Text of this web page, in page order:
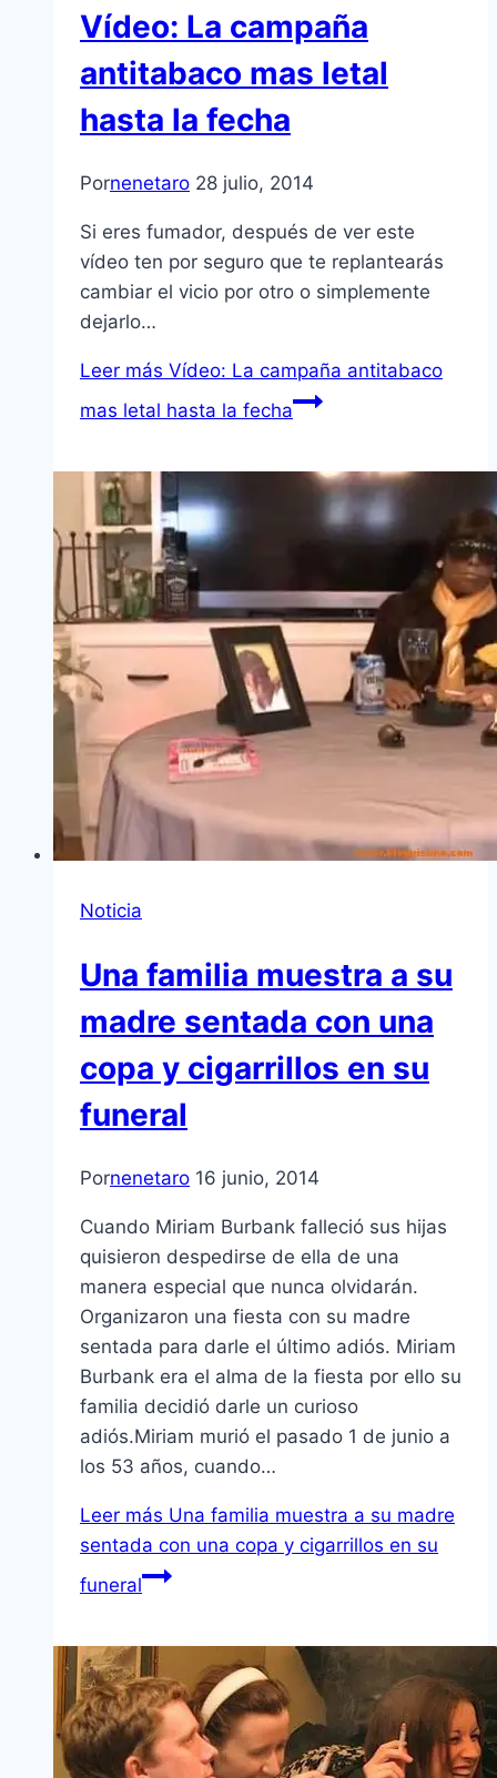
Vídeo: La campaña
antitabaco mas letal
hasta la fecha
Pornenetaro 28 julio, 2014
Si eres fumador, después de ver este
vídeo ten por seguro que te replantearás
cambiar el vicio por otro o simplemente
dejarlo…
Leer más Vídeo: La campaña antitabaco
mas letal hasta la fecha
Noticia
Una familia muestra a su
madre sentada con una
copa y cigarrillos en su
funeral
Pornenetaro 16 junio, 2014
Cuando Miriam Burbank falleció sus hijas
quisieron despedirse de ella de una
manera especial que nunca olvidarán.
Organizaron una fiesta con su madre
sentada para darle el último adiós. Miriam
Burbank era el alma de la fiesta por ello su
familia decidió darle un curioso
adiós.Miriam murió el pasado 1 de junio a
los 53 años, cuando…
Leer más Una familia muestra a su madre
sentada con una copa y cigarrillos en su
funeral